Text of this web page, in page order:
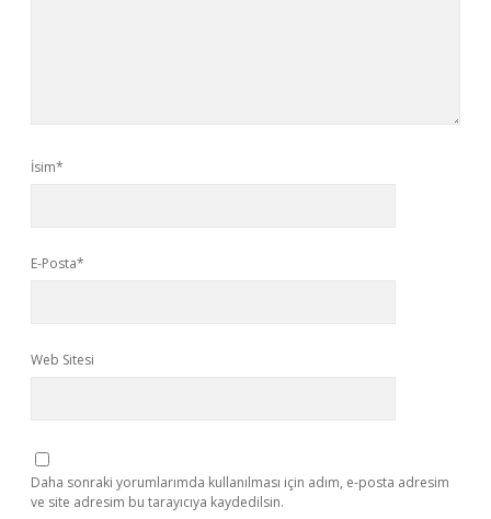
İsim*
E-Posta*
Web Sitesi
Daha sonraki yorumlarımda kullanılması için adım, e-posta adresim
ve site adresim bu tarayıcıya kaydedilsin.